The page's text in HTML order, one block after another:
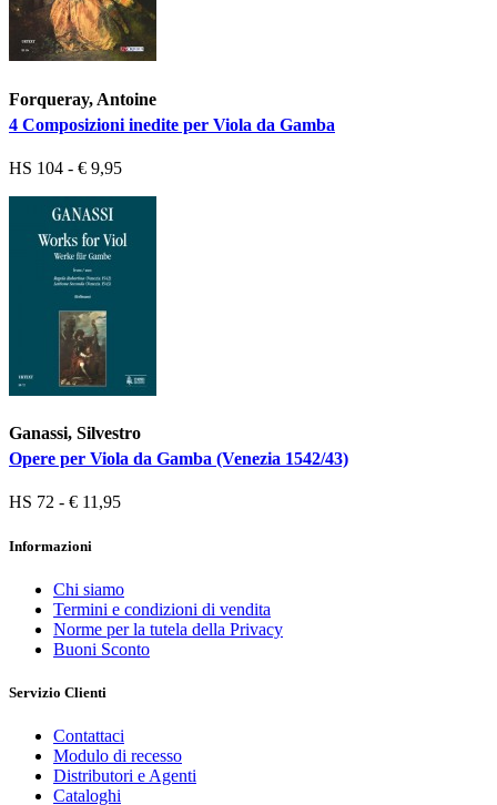
Forqueray, Antoine
4 Composizioni inedite per Viola da Gamba
HS 104 - € 9,95
Ganassi, Silvestro
Opere per Viola da Gamba (Venezia 1542/43)
HS 72 - € 11,95
Informazioni
Chi siamo
Termini e condizioni di vendita
Norme per la tutela della Privacy
Buoni Sconto
Servizio Clienti
Contattaci
Modulo di recesso
Distributori e Agenti
Cataloghi